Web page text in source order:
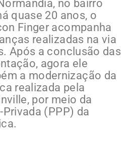
no bairro
quase 20 anos, o
Finger acompanha
realizadas na via
Após a conclusão das
agora ele
a modernização da
realizada pela
por meio da
(PPP) da